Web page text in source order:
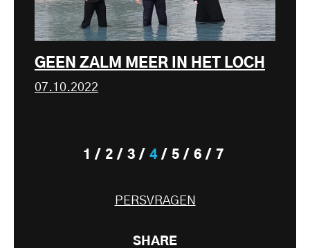
GEEN ZALM MEER IN HET LOCH
07.10.2022
1 2 3 4 5 6 7
PERSVRAGEN
SHARE